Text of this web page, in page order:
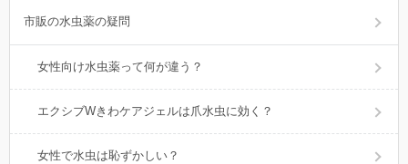
市販の水虫薬の疑問
女性向け水虫薬って何が違う？
エクシブWきわケアジェルは爪水虫に効く？
女性で水虫は恥ずかしい？